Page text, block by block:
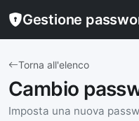
Gestione
Torna all'elenco
Cambio
Imposta una nuova